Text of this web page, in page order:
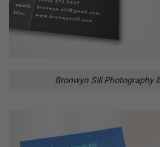
Bronwyn Sill Photography